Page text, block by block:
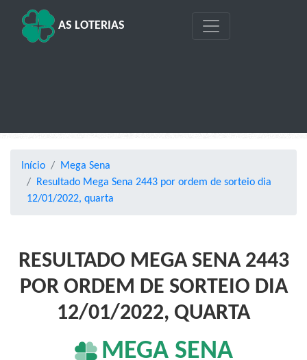
AS LOTERIAS
Início
Mega Sena
Resultado Mega Sena 2443 por ordem de sorteio dia
12/01/2022, quarta
RESULTADO MEGA SENA 2443
POR ORDEM DE SORTEIO DIA
12/01/2022, QUARTA
MEGA SENA